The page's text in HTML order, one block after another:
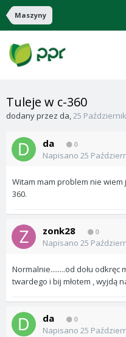
Maszyny
Tuleje w c-360
dodany przez da,25
da 0
Napisano 25
Witam mam problem nie wiem
360.
zonk28 0
Napisano 25
Normalnie........od dołu odkręc
twardego i bij młotem , wyjdą
da 0
Napisano 25